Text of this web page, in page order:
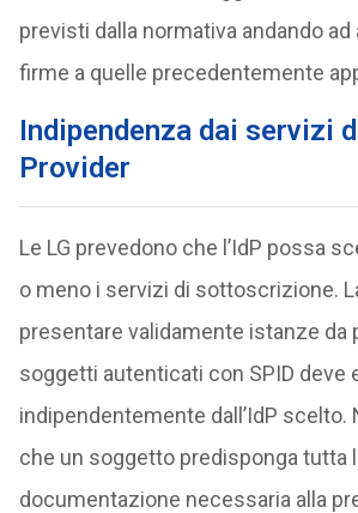
previsti dalla normativa andando ad
firme a quelle precedentemente
Indipendenza dai servizi
Provider
Le LG prevedono che l’IdP possa
o meno i servizi di sottoscrizione.
presentare validamente istanze da
soggetti autenticati con SPID deve
indipendentemente dall’IdP scelto.
che un soggetto predisponga tutta
documentazione necessaria alla